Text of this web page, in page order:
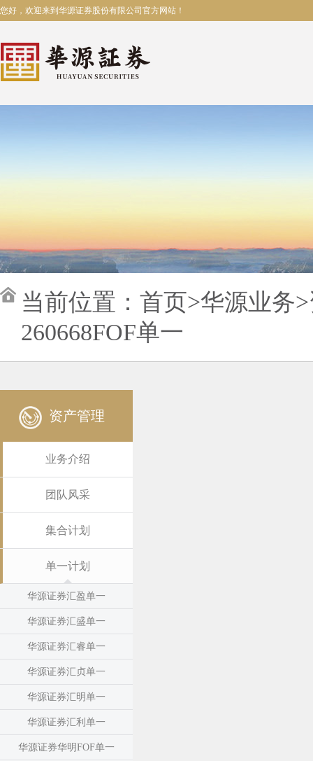
您好，欢迎来到华源证券股份有限公司官方网站！
当前位置： 首页>华源业务>
260668FOF单一
资产管理
业务介绍
团队风采
集合计划
单一计划
华源证券汇盈单一
华源证券汇盛单一
华源证券汇睿单一
华源证券汇贞单一
华源证券汇明单一
华源证券汇利单一
华源证券华明FOF单一